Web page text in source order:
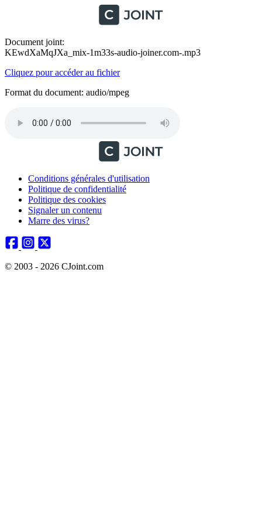
Document joint:
KEwdXaMqJXa_mix-1m33s-audio-joiner.com-.mp3
Cliquez pour accéder au fichier
Format du document: audio/mpeg
Conditions générales d'utilisation
Politique de confidentialité
Politique des cookies
Signaler un contenu
Marre des virus?
© 2003 - 2026 CJoint.com